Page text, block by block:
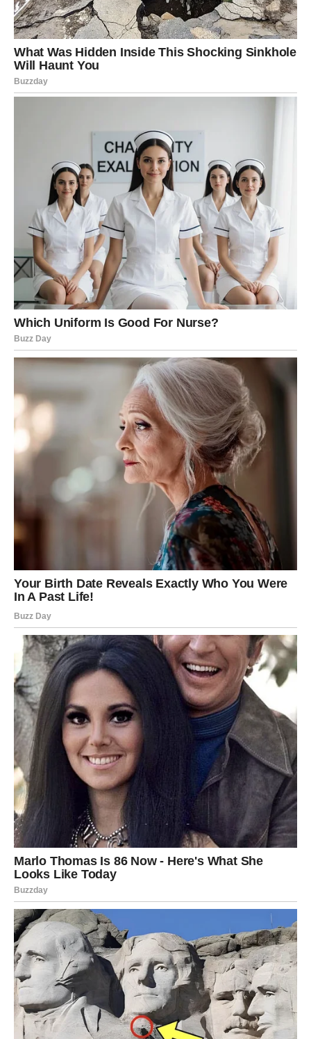
ŠKORPIJA – Transformacija bez
povratka
korena. Možda se suočavate s izdajanjem, tajnom ili
sopstvenim strahom.
Ipak, ovo je vaša prirodna teritorija – umiranje starog da
bi se rodilo novo. Nakon 21. decembra, ništa više neće
biti isto, ali bićeautentičnije i snažnije.
STRELAC – Sudbina vas vraća na
pravi put
Strelčevi 21. decembra dobijaju znak da li su skrenuli s
puta. Ako ste jurili iluziju slobode, a zapostavili
odgovornost, Nebo sada vraća ravnotežu.
Ovo je dan spoznaje i unutrašnjeg buđenja. Mnogi
Strelčevi shvatiće šta zaista žele – i šta više ne žele.
Odluka doneta ovog dana vodi ka dugoročnoj sreći.
JARAC – Novi životni ciklus
počinje
lični novi početak
. Kao znak
koji vlada ovim periodom, osećate energiju jače od svih.
Nebo vas poziva da ostavite stare terete i preuzmete
novu ulogu.
Mogući su veliki preokreti u karijeri, statusu ili ličnom
identitetu. Ovo je trenutak kada shvatate svoju moć.Čudo
počinje onog trenutka kada poverujete u sebe.
VODOLIJA – Rušenje sistema i
oslobađanje
Vodolije se suočavaju s padom starih uverenja. Ono što
ste smatrali sigurnim ili ispravnim više ne funkcioniše. 21.
decembar donosi
oslobađanje od mentalnih okova
Iako može delovati kao gubitak, ovo je zapravo
oslobođenje. Novi pogled na svet, nove ideje i ljudi ulaze
u vaš život – ali tek kada pustite staro.
RIBE – Buđenje intuicije i kraj
zablude
Za Ribe, ovaj dan donosiduhovno buđenje. Iluzije koje
ste negovali iz straha od bola sada se raspršuju. Intuicija
vam jasno govori šta je istina.